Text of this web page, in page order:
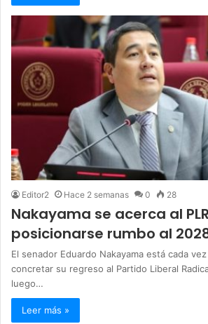
Editor2 Hace 2 semanas 0 28
Nakayama se acerca al
posicionarse rumbo al
El senador Eduardo Nakayama está cada
concretar su regreso al Partido Liberal
luego…
Leer más »